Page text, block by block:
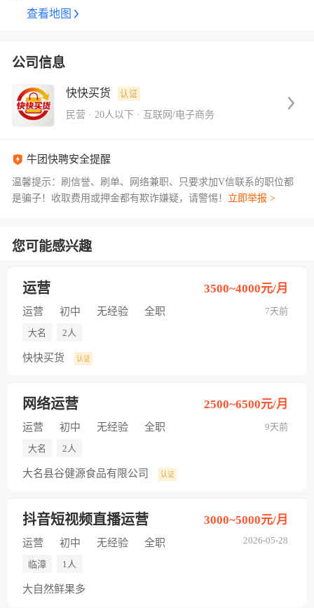
查看地图
公司信息
快快买货 认证
民营 · 20人以下 · 互联网/电子商务
牛团快聘安全提醒
温馨提示：刷信誉、刷单、网络兼职、只要求加V信联系的职位都
是骗子！收取费用或押金都有欺诈嫌疑，请警惕！ 立即举报 >
您可能感兴趣
运营
7天前
3500~4000元/月
运营 初中 无经验 全职
大名 2人
快快买货 认证
网络运营
9天前
2500~6500元/月
运营 初中 无经验 全职
大名 2人
大名县谷健源食品有限公司 认证
抖音短视频直播运营
2026-05-28
3000~5000元/月
运营 初中 无经验 全职
临漳 1人
大自然鲜果多